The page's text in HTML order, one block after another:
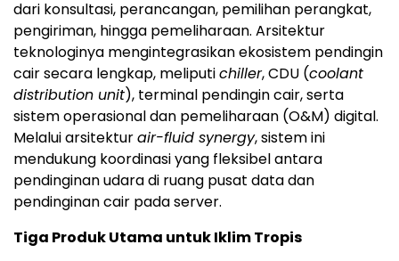
dari konsultasi, perancangan, pemilihan perangkat,
pengiriman, hingga pemeliharaan. Arsitektur
teknologinya mengintegrasikan ekosistem pendingin
cair secara lengkap, meliputichiller, CDU (coolant
distribution unit), terminal pendingin cair, serta
sistem operasional dan pemeliharaan (O&M) digital.
Melalui arsitekturair-fluid synergy, sistem ini
mendukung koordinasi yang fleksibel antara
pendinginan udara di ruang pusat data dan
pendinginan cair pada server.
Tiga Produk Utama untuk Iklim Tropis